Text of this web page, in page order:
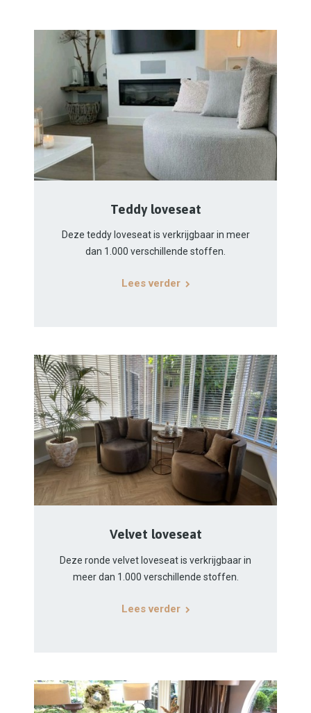
Teddy loveseat
Deze teddy loveseat is verkrijgbaar in meer
dan 1.000 verschillende stoffen.
Lees verder
Velvet loveseat
Deze ronde velvet loveseat is verkrijgbaar in
meer dan 1.000 verschillende stoffen.
Lees verder